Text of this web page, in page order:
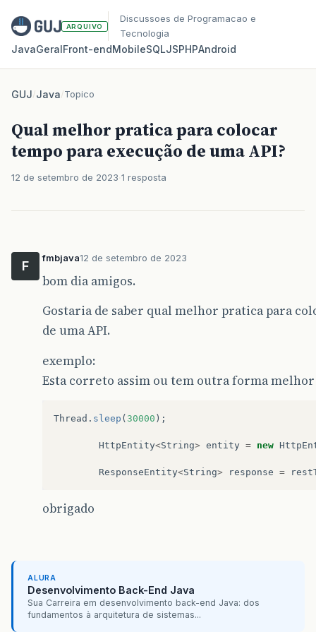
ARQUIVO
Discussoes de Programacao e
Tecnologia
JavaGeralFront‑endMobileSQLJSPHPAndroid
GUJ/Java/Topico
Qual melhor pratica para colocar
tempo para execução de uma API?
12 de setembro de 2023 1 resposta
F
fmbjava12 de setembro de 2023
bom dia amigos.
Gostaria de saber qual melhor pratica para
de uma API.
exemplo:
Esta correto assim ou tem outra forma melhor
Thread . sleep ( 30000 );
HttpEntity<String> entity = new
ResponseEntity<String> response =
obrigado
ALURA
Desenvolvimento Back-End Java
Sua Carreira em desenvolvimento back-end Java: dos
fundamentos à arquitetura de sistemas...